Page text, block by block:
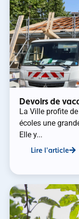
Devoirs de
La Ville profite
écoles une
Elle y...
Lire l'article